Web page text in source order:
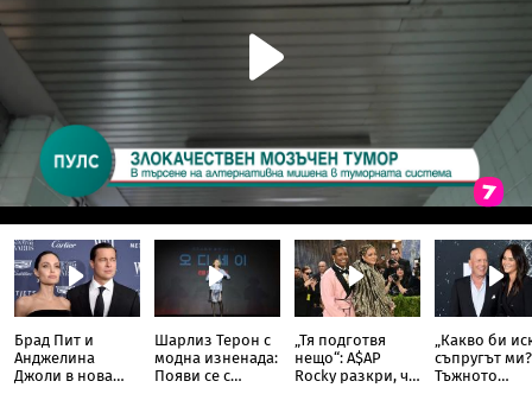
Брад Пит и
Анджелина
Джоли в нова
Шарлиз Терон с
модна изненада:
Появи се с
„Тя подготвя
нещо“: A$AP
Rocky разкри, че
„Какво би
съпругът
Тъжното